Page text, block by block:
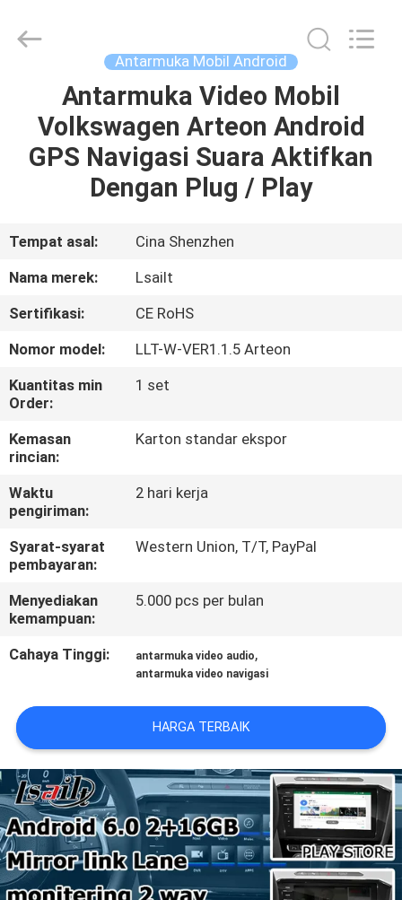
RUMAH
PRODUK
TENTANG
TUR
PABRIK
KONTROL
KAMI
BERITA
SITEMAP
PRIVACY
POLICY
Electron
Co.,Ltd.
Antarmuka Mobil Android
Antarmuka Video Mobil
Volkswagen Arteon Android
GPS Navigasi Suara Aktifkan
Dengan Plug / Play
Tempat asal:
Cina Shenzhen
Nama merek:
Lsailt
Sertifikasi:
CE RoHS
Nomor model:
LLT-W-VER1.1.5 Arteon
Kuantitas min
Order:
1 set
Kemasan
rincian:
Karton standar ekspor
Waktu
pengiriman:
2 hari kerja
Syarat-syarat
pembayaran:
Western Union, T/T, PayPal
Menyediakan
kemampuan:
5.000 pcs per bulan
Cahaya Tinggi: antarmuka video audio,
antarmuka video navigasi
HARGA TERBAIK